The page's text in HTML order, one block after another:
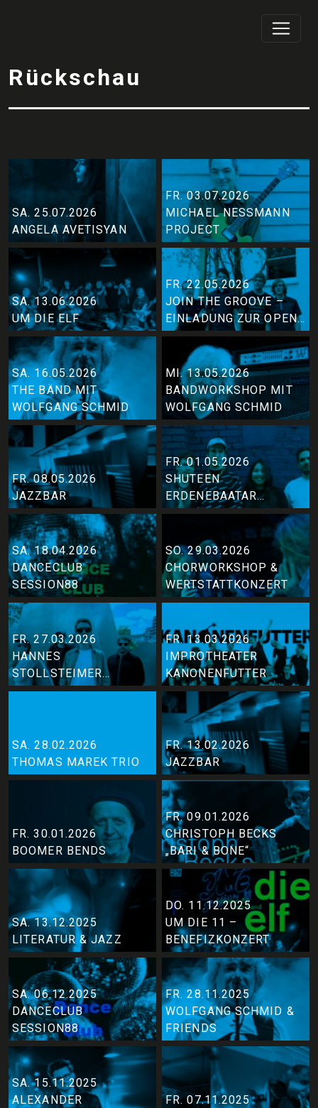
Rückschau
SA. 25.07.2026
ANGELA AVETISYAN
FR. 03.07.2026
MICHAEL NESSMANN
PROJECT
SA. 13.06.2026
UM DIE ELF
FR. 22.05.2026
JOIN THE GROOVE –
EINLADUNG ZUR OPEN
STAGE BEI DER JAZZ
SESSION
SA. 16.05.2026
THE BÄND MIT
WOLFGANG SCHMID
MI. 13.05.2026
BANDWORKSHOP MIT
WOLFGANG SCHMID
FR. 08.05.2026
JAZZBAR
FR. 01.05.2026
SHUTEEN
ERDENEBAATAR
QUARTETT
SA. 18.04.2026
DANCECLUB
SESSION88
SO. 29.03.2026
CHORWORKSHOP &
WERTSTATTKONZERT
FR. 27.03.2026
HANNES
STOLLSTEIMER
INTERFUSION
FR. 13.03.2026
IMPROTHEATER
KANONENFUTTER
SA. 28.02.2026
THOMAS MAREK TRIO
FR. 13.02.2026
JAZZBAR
FR. 30.01.2026
BOOMER BENDS
FR. 09.01.2026
CHRISTOPH BECKS
„BARI & BONE“
SA. 13.12.2025
LITERATUR & JAZZ
DO. 11.12.2025
UM DIE 11 –
BENEFIZKONZERT
SA. 06.12.2025
DANCECLUB
SESSION88
FR. 28.11.2025
WOLFGANG SCHMID &
FRIENDS
SA. 15.11.2025
ALEXANDER
FR. 07.11.2025